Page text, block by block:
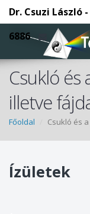
Dr. Csuzi László
6886
Csukló és
illetve
Főoldal Csukló és
Ízületek